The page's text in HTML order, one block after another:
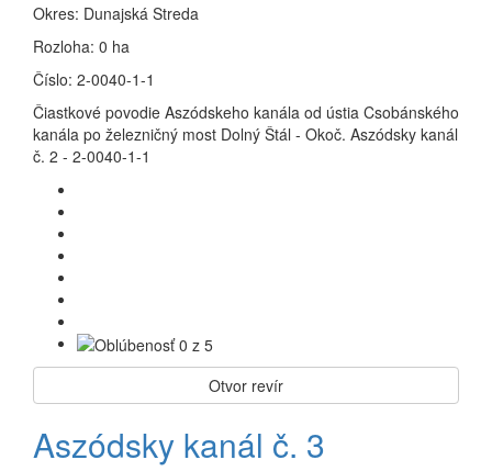
Okres: Dunajská Streda
Rozloha: 0 ha
Číslo: 2-0040-1-1
Čiastkové povodie Aszódskeho kanála od ústia Csobánského
kanála po železničný most Dolný Štál - Okoč. Aszódsky kanál
č. 2 - 2-0040-1-1
Otvor revír
Aszódsky kanál č. 3